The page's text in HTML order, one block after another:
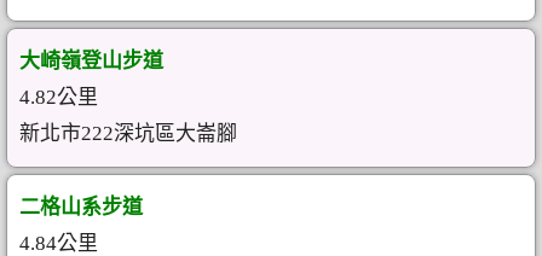
大崎嶺登山步道
4.82公里
新北市222深坑區大崙腳
二格山系步道
4.84公里